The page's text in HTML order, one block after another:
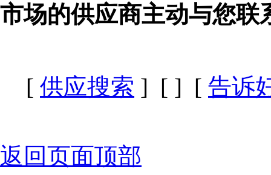
市场的供应商主动与您联
[ 供应搜索 ] [ ] [ 告诉
返回页面顶部